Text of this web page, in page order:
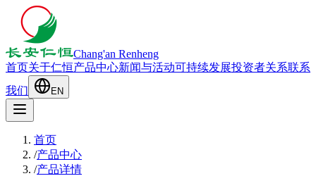
Chang'an Renheng
首页关于仁恒产品中心新闻与活动可持续发展投资者关系联系
我们
EN
首页
/产品中心
/产品详情